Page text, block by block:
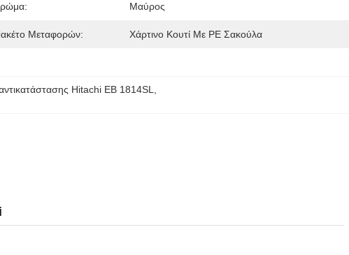
Μαύρος
Μεταφορών: Χάρτινο Κουτί Με PE Σακούλα
Hitachi EB 1814SL